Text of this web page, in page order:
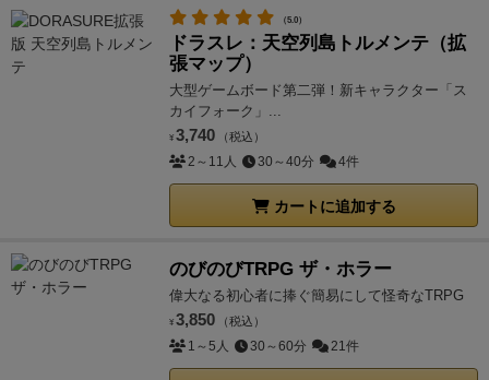
（5.0）
ドラスレ：天空列島トルメンテ（拡
張マップ）
大型ゲームボード第二弾！新キャラクター「ス
カイフォーク」...
¥ 3,740 （税込）
2～11人 30～40分 4件
カートに追加する
のびのびTRPG ザ・ホラー
偉大なる初心者に捧ぐ簡易にして怪奇なTRPG
¥ 3,850 （税込）
1～5人 30～60分 21件